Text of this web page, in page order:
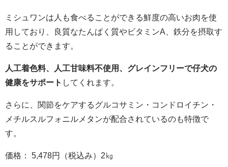
ミシュワンは人も食べることができる鮮度の高いお肉を使
用しており、良質なたんぱく質やビタミンA、鉄分を摂取す
ることができます。
人工着色料、人工甘味料不使用、グレインフリーで仔犬の
健康をサポート してくれます。
さらに、関節をケアするグルコサミン・コンドロイチン・
メチルスルフォニルメタンが配合されているのも特徴で
す。
価格： 5,478円（税込み）2㎏